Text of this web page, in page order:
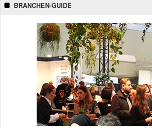
BRANCHEN-GUIDE